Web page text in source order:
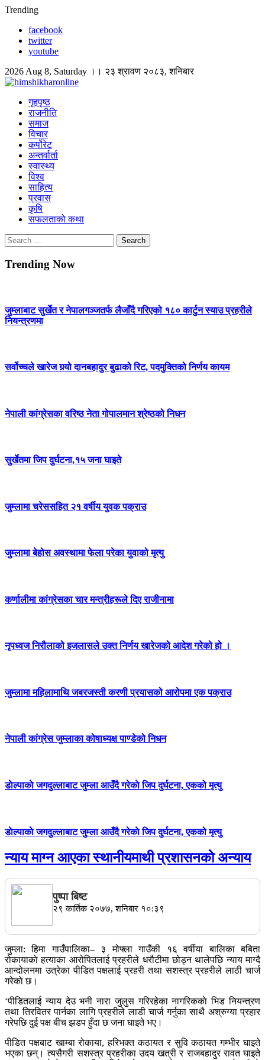
Skip
content
Trending
facebook
twitter
youtube
2026 Aug 8, Saturday ।। २३ श्रावण २०८३, शनिबार
Himshikhar Online
गृहपृष्ठ
राजनीति
समाज
विचार
कर्पोरेट
अन्तर्वार्ता
स्वास्थ्य
विश्व
साहित्य
प्रवास
कृषि
सफलताको कथा
Search
for:
Trending Now
जुम्लाबाट सुर्खेत र नेपालगञ्जतर्फ लैजाँदै गरिएको १८० कार्टुन स्याउ प्रहरीले
नियन्त्रणमा
सर्वोच्चले खारेज गर्‍यो दानबहादुर बुढाको रिट, पदमुक्तिको निर्णय कायम
नेपाली कांग्रेसका वरिष्ठ नेता गोपालमान श्रेष्ठको निधन
सुर्खेतमा जिप दुर्घटना,१५ जना घाइते
जुम्लामा चरेससहित २१ वर्षीय युवक पक्राउ
जुम्लामा बेहोस अवस्थामा फेला परेका युवाको मृत्यु
कर्णालीमा कांग्रेसका चार मन्त्रीहरूले दिए राजीनामा
नृपध्वज निरौलाको इजलासले उक्त निर्णय खारेजको आदेश गरेको हो ।
जुम्लामा महिलामाथि जबरजस्ती करणी प्रयासको आरोपमा एक पक्राउ
नेपाली कांग्रेस जुम्लाका कोषाध्यक्ष पाण्डेको निधन
डाेल्पाकाे जगदुल्लाबाट जुम्ला आउँदै गरेकाे जिप दुर्घटना, एकको मृत्यु
डाेल्पाकाे जगदुल्लाबाट जुम्ला आउँदै गरेकाे जिप दुर्घटना, एकको मृत्यु
न्याय माग्न आएका स्थानीयमाथी प्रशासनकाे अन्याय
पुष्पा बिष्ट
२९ कार्तिक २०७७, शनिबार १०:३९
जुम्ला: हिमा गाउँपालिका– ३ मोफ्ला गाउँकी १६ वर्षीया बालिका बबिता
रोकायाकाे हत्याका आरोपितलाई प्रहरीले धरौटीमा छोड्न थालेपछि न्याय माग्दै
आन्दोलनमा उत्रेका पीडित पक्षलाई प्रहरी तथा सशस्त्र प्रहरीले लाठी चार्ज
गरेकाे छ।
‘पीडितलाई न्याय देउ भनी नारा जुलुस गरिरहेका नागरिककाे भिड नियन्त्रण
तथा तिरवितर पार्नका लागि प्रहरीले लाडी चार्ज गर्नुका साथै अश्रुग्या प्रहार
गरेपछि दुई पक्ष बीच झडप हुँदा छ जना घाइते भए।
पीडित पक्षबाट खाम्बा रोकाया, हरिभक्त कठायत र सुवि कठायत गम्भीर घाइते
भएका छन्। त्यसैगरी सशस्त्र प्रहरीका उदय खत्री र राजबहादुर रावत घाइते